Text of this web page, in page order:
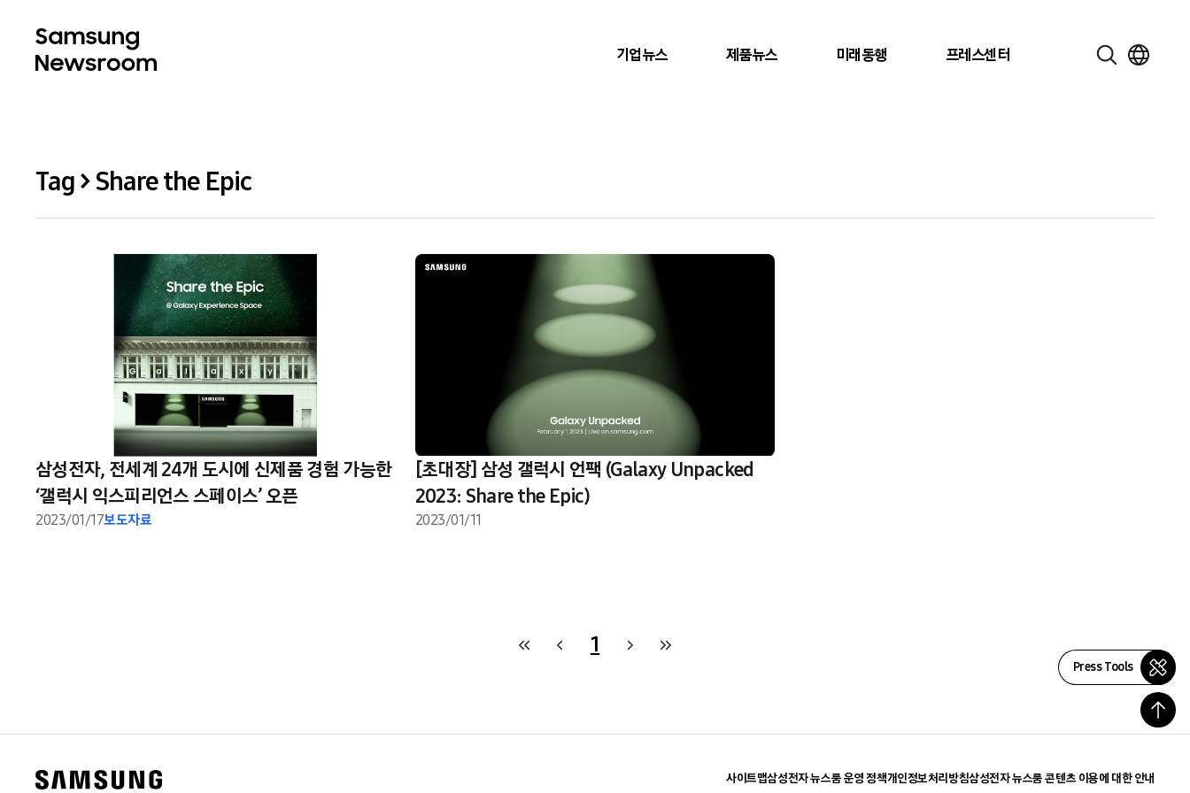
기업뉴스 제품뉴스 미래동행 프레스센터
Tag > Share the Epic
삼성전자, 전세계 24개 도시에 신제품 경험 가능한
‘갤럭시 익스피리언스 스페이스’ 오픈
2023/01/17보도자료
[초대장] 삼성 갤럭시 언팩 (Galaxy Unpacked
2023: Share the Epic)
2023/01/11
1
Press Tools
사이트맵삼성전자 뉴스룸 운영 정책개인정보처리방침삼성전자 뉴스룸 콘텐츠 이용에 대한 안내